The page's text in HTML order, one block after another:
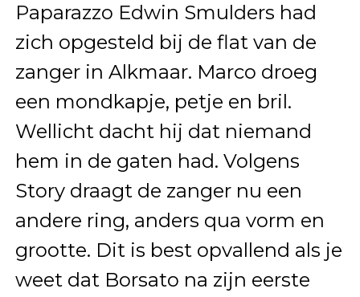
Paparazzo Edwin Smulders had
zich opgesteld bij de flat van de
zanger in Alkmaar. Marco droeg
een mondkapje, petje en bril.
Wellicht dacht hij dat niemand
hem in de gaten had. Volgens
Story draagt de zanger nu een
andere ring, anders qua vorm en
grootte. Dit is best opvallend als je
weet dat Borsato na zijn eerste